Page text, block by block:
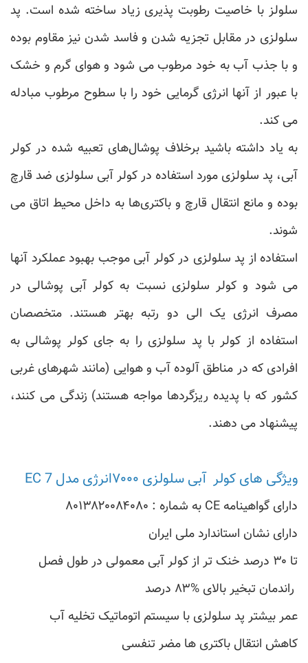
سلولز با خاصیت رطوبت پذیری زیاد ساخته شده است. پد
سلولزی در مقابل تجزیه شدن و فاسد شدن نیز مقاوم بوده
و با جذب آب به خود مرطوب می شود و هوای گرم و خشک
با عبور از آنها انرژی گرمایی خود را با سطوح مرطوب مبادله
می کند.
به یاد داشته باشید برخلاف پوشال‌های تعبیه شده در کولر
آبی، پد سلولزی مورد استفاده در کولر آبی سلولزی ضد قارچ
بوده و مانع انتقال قارچ و باکتری‌ها به داخل محیط اتاق می
شوند.
استفاده از پد سلولزی در کولر آبی موجب بهبود عملکرد آنها
می شود و کولر سلولزی نسبت به کولر آبی پوشالی در
مصرف انرژی یک الی دو رتبه بهتر هستند. متخصصان
استفاده از کولر با پد سلولزی را به جای کولر پوشالی به
افرادی که در مناطق آلوده آب و هوایی (مانند شهرهای غربی
کشور که با پدیده ریزگردها مواجه هستند) زندگی می کنند،
پیشنهاد می دهند.
ويژگی های کولر آبی سلولزی ۷۰۰۰انرژی مدل 7 EC
دارای گواهینامه CE به شماره : ۸۰۱۳۸۲۰۰۸۴۰۸۰
دارای نشان استاندارد ملی ایران
تا ۳۰ درصد خنک تر از کولر آبی معمولی در طول فصل
راندمان تبخیر بالای %۸۳ درصد
عمر بیشتر پد سلولزی با سیستم اتوماتیک تخلیه آب
کاهش انتقال باکتری ها مضر تنفسی